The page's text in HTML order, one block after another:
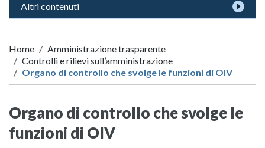
Altri contenuti
Home
Amministrazione trasparente
Controlli e rilievi sull’amministrazione
Organo di controllo che svolge le funzioni di OIV
Organo di controllo che svolge le
funzioni di OIV